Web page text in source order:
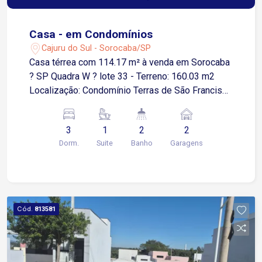
Casa - em Condomínios
Cajuru do Sul - Sorocaba/SP
Casa térrea com 114.17 m² à venda em Sorocaba
? SP Quadra W ? lote 33 - Terreno: 160.03 m2
Localização: Condomínio Terras de São Francisco
integrada à área gourmet com churrasqueira - 2
Banheiros e 01 lavabo - piscina - 1 Vaga coberta,
01 descoberta - Sala de jantar - 1 Lavabo
3
Dorm.
1
Suite
2
Banho
2
Garagens
Cód. 813581